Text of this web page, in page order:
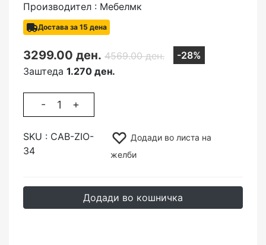
Производител : Мебелмк
Достава за 15 дена
3299.00 ден. 4569.00 ден.
-28%
Заштеда 1.270 ден.
- +
SKU : CAB-ZIO-
34
Додади во листа на
желби
Додади во кошничка